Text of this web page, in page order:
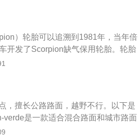
速的不同，轮胎的速度等级可以分
八个不同等级。所代表轮胎速度等
）轮胎可以追溯到1981年，当年倍
开发了Scorpion缺气保用轮胎。轮胎
品，所以就算不用也会有自然地衰
胶老化的速度会放慢很多，过了几年
光直射，温差大，橡胶老化龟裂，就
的橡胶提供不了应有的抓地力。
，擅长公路路面，越野不行。以下是
是一款适合混合路面和城市路面
的最新材料、结构和胎面花纹设计，